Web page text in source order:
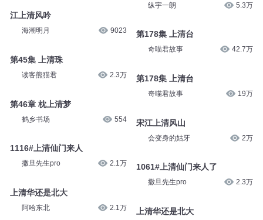
江上清风吟
海潮明月 9023
第45集 上清珠
读客熊猫君 2.3万
第46章 枕上清梦
鹤乡书场 554
1116#上清仙门来人
撒旦先生pro 2.1万
上清华还是北大
阿哈东北 2.1万
纵宇一朗 5.3万
第178集 上清台
奇喵君故事 42.7万
第178集 上清台
奇喵君故事 19万
宋江上清风山
会变身的姑牙 2万
1061#上清仙门来人了
撒旦先生pro 2.3万
上清华还是北大